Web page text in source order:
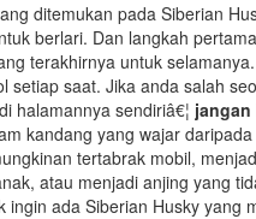
ditemukan pada Siberian
berlari. Dan langkah
terakhirnya untuk
setiap saat. Jika anda salah
halamannya sendiriâ€¦ jangan
kandang yang wajar
tertabrak mobil,
atau menjadi anjing yang
ingin ada Siberian Husky yang